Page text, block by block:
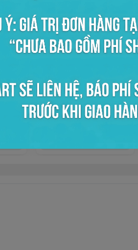
Bọc kiếng trong 50